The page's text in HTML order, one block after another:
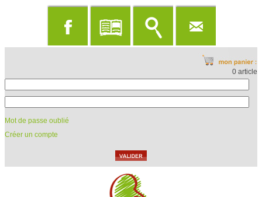
0 article
Mot de passe oublié
Créer un compte